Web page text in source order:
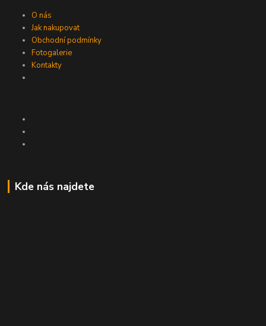
O nás
Jak nakupovat
Obchodní podmínky
Fotogalerie
Kontakty
Kde nás najdete